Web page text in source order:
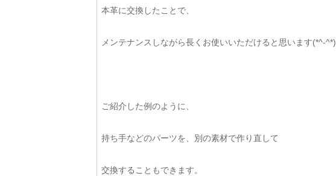
本革に交換したことで、
メンテナンスしながら長くお使いいただけると思います(*^-^*)
ご紹介した例のように、
持ち手などのパーツを、別の素材で作り直して
交換することもできます。